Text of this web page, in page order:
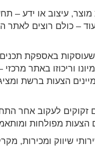
מוצר, עיצוב או ידע –
– כולם רוצים לאתר
באספקת
וריכוזו באתר
הצעות ברשת
זקוקים לעקוב אחר
הצעות מפולחות
שיווק ומכירות,